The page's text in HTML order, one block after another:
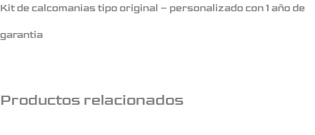
Kit de calcomanias tipo original – personalizado con 1 año de
garantia
Productos relacionados